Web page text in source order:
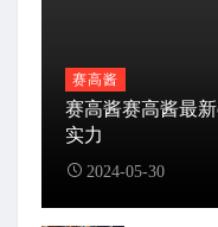
赛高酱
赛高酱赛高酱最
实力
2024-05-30